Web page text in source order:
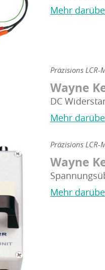
Mehr
Präzisions LCR-
Wayne
DC
Mehr
Präzisions LCR-
Wayne
Mehr